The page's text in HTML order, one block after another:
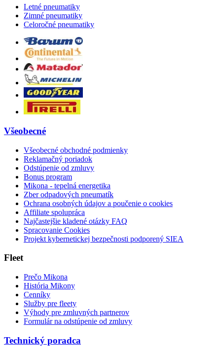
Letné pneumatiky
Zimné pneumatiky
Celoročné pneumatiky
Všeobecné
Všeobecné obchodné podmienky
Reklamačný poriadok
Odstúpenie od zmluvy
Bonus program
Mikona - tepelná energetika
Zber odpadových pneumatík
Ochrana osobných údajov a poučenie o cookies
Affiliate spolupráca
Najčastejšie kladené otázky FAQ
Spracovanie Cookies
Projekt kybernetickej bezpečnosti podporený SIEA
Fleet
Prečo Mikona
História Mikony
Cenníky
Služby pre fleety
Výhody pre zmluvných partnerov
Formulár na odstúpenie od zmluvy
Technický poradca